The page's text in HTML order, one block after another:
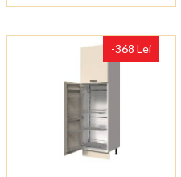
-368 Lei